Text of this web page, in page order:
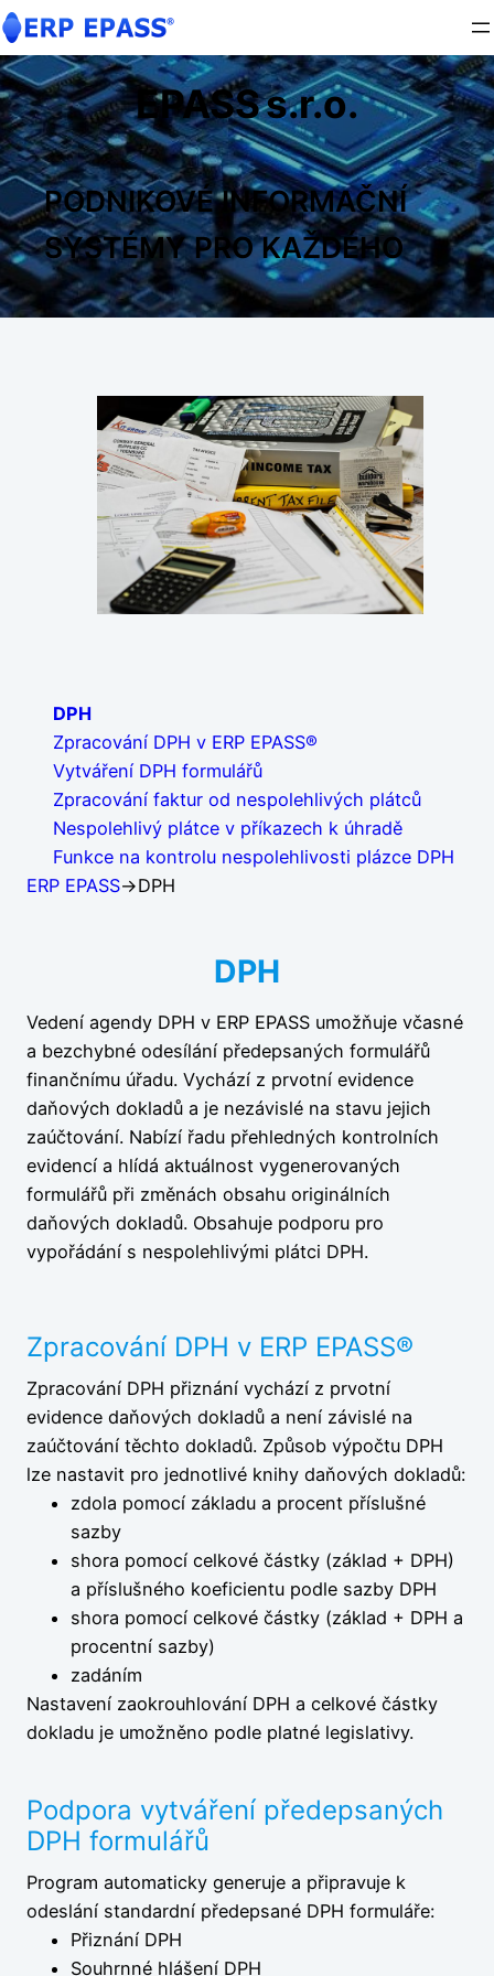
EPASSs.r.o.
PODNIKOVÉ INFORMAČNÍ
SYSTÉMY PRO KAŽDÉHO
DPH
Zpracování DPH v ERP EPASS®
Vytváření DPH formulářů
Zpracování faktur od nespolehlivých plátců
Nespolehlivý plátce v příkazech k úhradě
Funkce na kontrolu nespolehlivosti plázce DPH
ERP EPASS→DPH
DPH
Vedení agendy DPH v ERP EPASS umožňuje včasné
a bezchybné odesílání předepsaných formulářů
finančnímu úřadu. Vychází z prvotní evidence
daňových dokladů a je nezávislé na stavu jejich
zaúčtování. Nabízí řadu přehledných kontrolních
evidencí a hlídá aktuálnost vygenerovaných
formulářů při změnách obsahu originálních
daňových dokladů. Obsahuje podporu pro
vypořádání s nespolehlivými plátci DPH.
Zpracování DPH v ERP EPASS®
Zpracování DPH přiznání vychází z prvotní
evidence daňových dokladů a není závislé na
zaúčtování těchto dokladů. Způsob výpočtu DPH
lze nastavit pro jednotlivé knihy daňových dokladů:
zdola pomocí základu a procent příslušné
sazby
shora pomocí celkové částky (základ + DPH)
a příslušného koeficientu podle sazby DPH
shora pomocí celkové částky (základ + DPH a
procentní sazby)
zadáním
Nastavení zaokrouhlování DPH a celkové částky
dokladu je umožněno podle platné legislativy.
Podpora vytváření předepsaných
DPH formulářů
Program automaticky generuje a připravuje k
odeslání standardní předepsané DPH formuláře:
Přiznání DPH
Souhrnné hlášení DPH